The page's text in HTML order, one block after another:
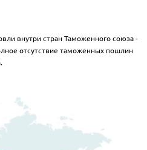
внутри стран Таможенного союза -
отсутствие таможенных пошлин